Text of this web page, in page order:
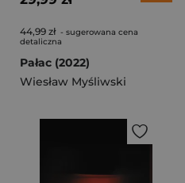
44,99 zł - sugerowana cena
detaliczna
Pałac (2022)
Wiesław Myśliwski